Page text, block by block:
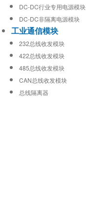
DC-DC行业专用电源模块
DC-DC非隔离电源模块
工业通信模块
232总线收发模块
422总线收发模块
485总线收发模块
CAN总线收发模块
总线隔离器